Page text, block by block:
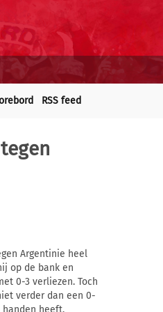
RSS feed
Argentinie heel
op de bank en
0-3 verliezen. Toch
verder dan een 0-